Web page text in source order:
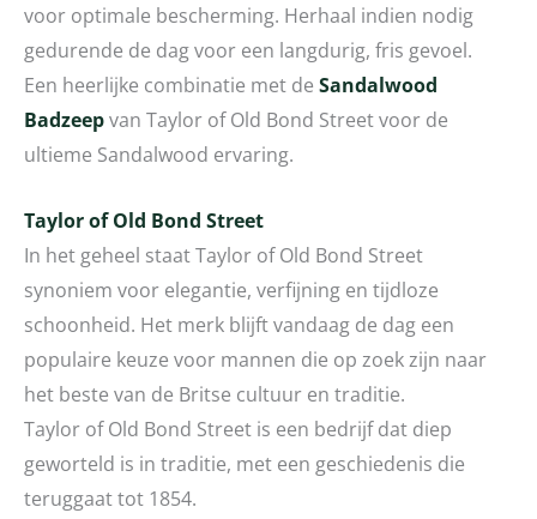
voor optimale bescherming. Herhaal indien nodig
gedurende de dag voor een langdurig, fris gevoel.
Een heerlijke combinatie met de Sandalwood
Badzeepvan Taylor of Old Bond Street voor de
ultieme Sandalwood ervaring.
Taylor of Old Bond Street
In het geheel staat Taylor of Old Bond Street
synoniem voor elegantie, verfijning en tijdloze
schoonheid. Het merk blijft vandaag de dag een
populaire keuze voor mannen die op zoek zijn naar
het beste van de Britse cultuur en traditie.
Taylor of Old Bond Street is een bedrijf dat diep
geworteld is in traditie, met een geschiedenis die
teruggaat tot 1854.